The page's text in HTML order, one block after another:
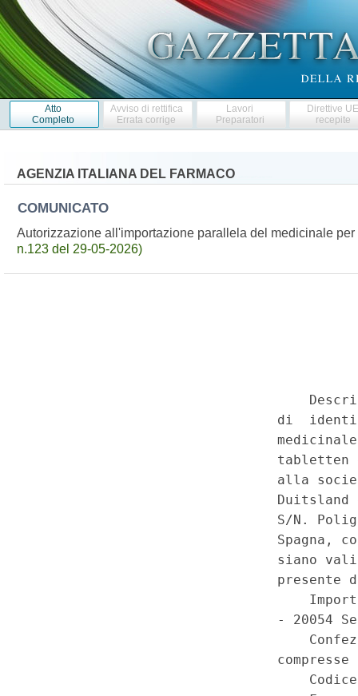
Atto
Completo
Avviso di rettifica
Errata corrige
Lavori
Preparatori
Direttive
recepite
AGENZIA ITALIANA DEL FARMACO
COMUNICATO
Autorizzazione all'importazione parallela del medicinale
n.123 del 29-05-2026)